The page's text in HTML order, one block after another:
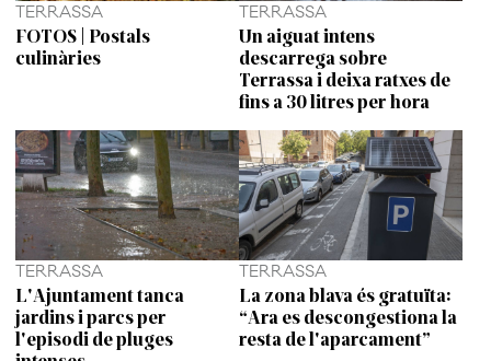
TERRASSA
FOTOS | Postals
culinàries
TERRASSA
Un aiguat intens
descarrega sobre
Terrassa i deixa ratxes de
fins a 30 litres per hora
TERRASSA
L'Ajuntament tanca
jardins i parcs per
l'episodi de pluges
TERRASSA
La zona blava és gratuïta:
“Ara es descongestiona la
resta de l'aparcament”